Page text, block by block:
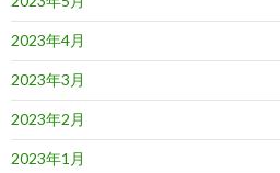
2023年4月
2023年3月
2023年2月
2023年1月